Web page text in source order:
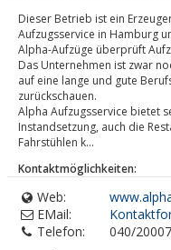
Dieser Betrieb ist ein
Aufzugsservice in Hamburg
Alpha-Aufzüge überprüft
Das Unternehmen ist zwar
auf eine lange und gute
zurückschauen.
Alpha Aufzugsservice bietet
Instandsetzung, auch die
Fahrstühlen k...
Kontaktmöglichkeiten:
Web:
EMail:
Telefon:
040/